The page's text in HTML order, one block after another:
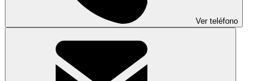
Ver teléfono